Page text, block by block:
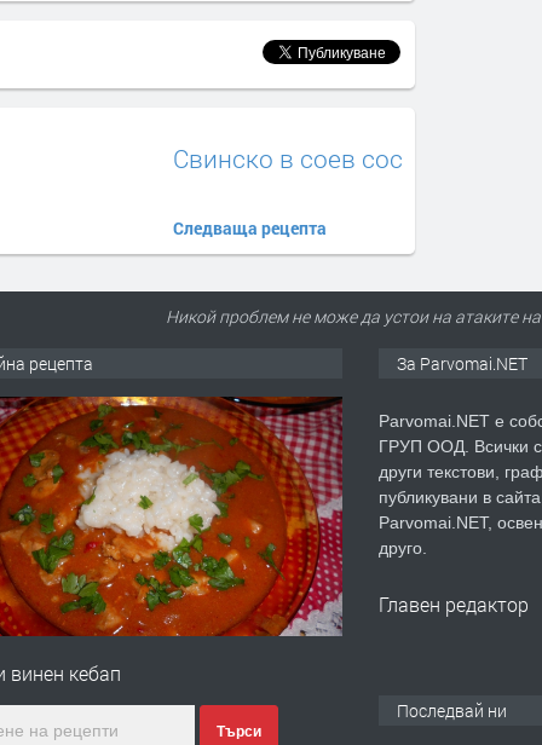
Свинско в соев сос
Следваща рецепта
Никой проблем не може да устои на атаките
рецепта
винен кебап
Търси
За Parvomai.NET
Parvomai.NET е
ГРУП ООД. Всички
други текстови,
публикувани в
Parvomai.NET,
друго.
Главен редактор
Последвай ни